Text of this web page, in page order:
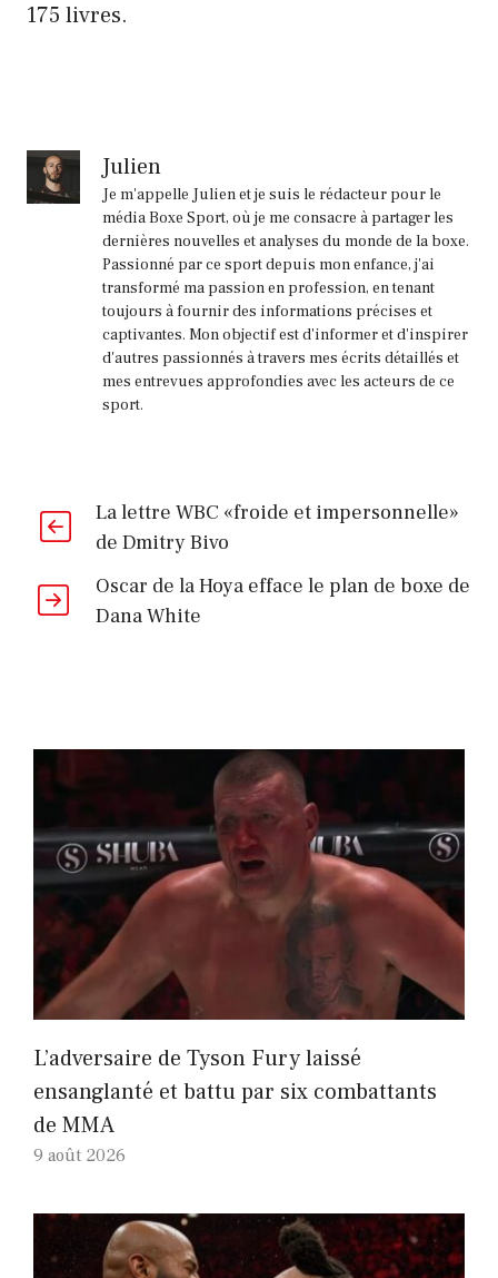
175 livres.
Julien
Je m'appelle Julien et je suis le rédacteur pour le
média Boxe Sport, où je me consacre à partager les
dernières nouvelles et analyses du monde de la boxe.
Passionné par ce sport depuis mon enfance, j'ai
transformé ma passion en profession, en tenant
toujours à fournir des informations précises et
captivantes. Mon objectif est d'informer et d'inspirer
d'autres passionnés à travers mes écrits détaillés et
mes entrevues approfondies avec les acteurs de ce
sport.
La lettre WBC «froide et impersonnelle»
de Dmitry Bivo
Oscar de la Hoya efface le plan de boxe de
Dana White
L’adversaire de Tyson Fury laissé
ensanglanté et battu par six combattants
de MMA
9 août 2026